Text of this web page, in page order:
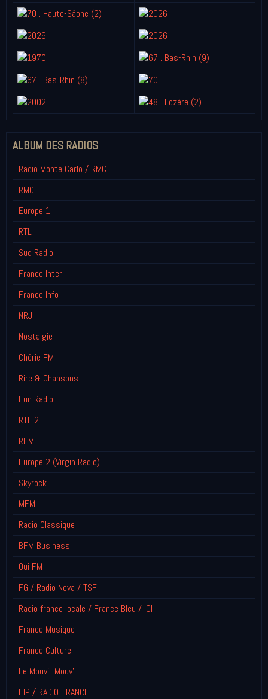
ALBUM DES RADIOS
Radio Monte Carlo / RMC
RMC
Europe 1
RTL
Sud Radio
France Inter
France Info
NRJ
Nostalgie
Chérie FM
Rire & Chansons
Fun Radio
RTL 2
RFM
Europe 2 (Virgin Radio)
Skyrock
MFM
Radio Classique
BFM Business
Oui FM
FG / Radio Nova / TSF
Radio france locale / France Bleu / ICI
France Musique
France Culture
Le Mouv'- Mouv'
FIP / RADIO FRANCE